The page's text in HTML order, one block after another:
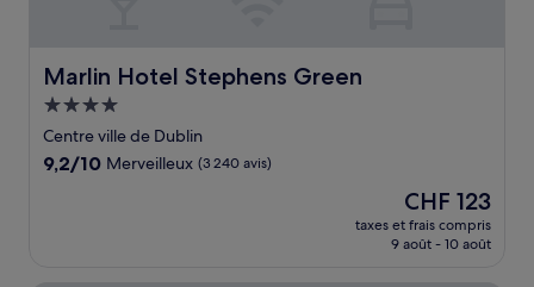
Marlin Hotel Stephens Green
Marlin Hotel Stephens Green
Hébergement
4.0 étoiles
Centre ville de Dublin
9.2
9,2/10 Merveilleux (3 240 avis)
Le
nouveau
prix
CHF 123
taxes et frais compris
9 août - 10 août